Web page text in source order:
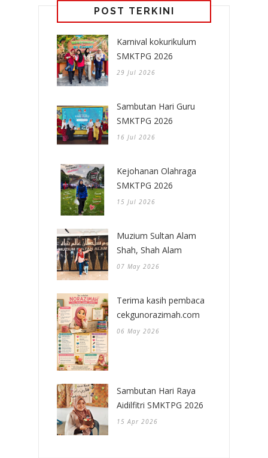
POST TERKINI
Karnival kokurikulum
SMKTPG 2026
29 Jul 2026
Sambutan Hari Guru
SMKTPG 2026
16 Jul 2026
Kejohanan Olahraga
SMKTPG 2026
15 Jul 2026
Muzium Sultan Alam
Shah, Shah Alam
07 May 2026
Terima kasih pembaca
cekgunorazimah.com
06 May 2026
Sambutan Hari Raya
Aidilfitri SMKTPG 2026
15 Apr 2026